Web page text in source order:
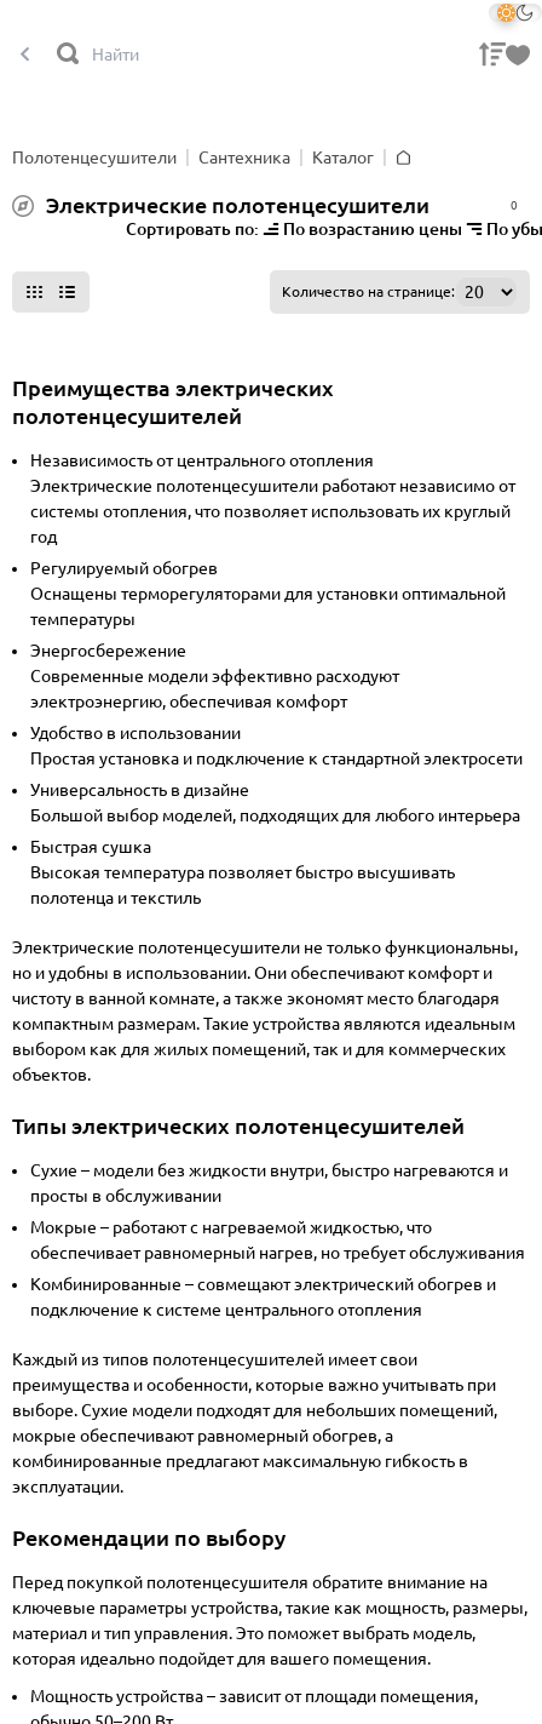
Электрические полотенцесушители 0
Полотенцесушители Сантехника
Каталог
Сортировать по: По возрастанию цены По
Количество на странице:
Преимущества электрических
полотенцесушителей
Независимость от центрального отопления
Электрические полотенцесушители работают независимо от
системы отопления, что позволяет использовать их круглый
год
Регулируемый обогрев
Оснащены терморегуляторами для установки оптимальной
температуры
Энергосбережение
Современные модели эффективно расходуют
электроэнергию, обеспечивая комфорт
Удобство в использовании
Простая установка и подключение к стандартной электросети
Универсальность в дизайне
Большой выбор моделей, подходящих для любого интерьера
Быстрая сушка
Высокая температура позволяет быстро высушивать
полотенца и текстиль
Электрические полотенцесушители не только функциональны,
но и удобны в использовании. Они обеспечивают комфорт и
чистоту в ванной комнате, а также экономят место благодаря
компактным размерам. Такие устройства являются идеальным
выбором как для жилых помещений, так и для коммерческих
объектов.
Типы электрических полотенцесушителей
Сухие – модели без жидкости внутри, быстро нагреваются и
просты в обслуживании
Мокрые – работают с нагреваемой жидкостью, что
обеспечивает равномерный нагрев, но требует обслуживания
Комбинированные – совмещают электрический обогрев и
подключение к системе центрального отопления
Каждый из типов полотенцесушителей имеет свои
преимущества и особенности, которые важно учитывать при
выборе. Сухие модели подходят для небольших помещений,
мокрые обеспечивают равномерный обогрев, а
комбинированные предлагают максимальную гибкость в
эксплуатации.
Рекомендации по выбору
Перед покупкой полотенцесушителя обратите внимание на
ключевые параметры устройства, такие как мощность, размеры,
материал и тип управления. Это поможет выбрать модель,
которая идеально подойдет для вашего помещения.
Мощность устройства– зависит от площади помещения,